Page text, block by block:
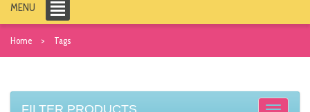
MENU
Home Tags
FILTER PRODUCTS